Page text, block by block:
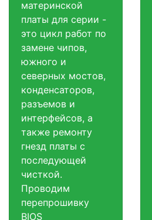
материнской
платы для серии -
это цикл работ по
замене чипов,
южного и
северных мостов,
конденсаторов,
разъемов и
интерфейсов, а
также ремонту
гнезд платы с
последующей
чисткой.
Проводим
перепрошивку
BIOS